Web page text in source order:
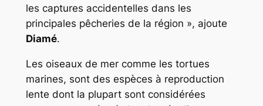
les captures accidentelles dans les
principales pêcheries de la région », ajoute
Diamé.
Les oiseaux de mer comme les tortues
marines, sont des espèces à reproduction
lente dont la plupart sont considérées